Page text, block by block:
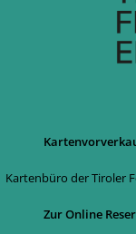
Kartenbüro der Tiroler
Zur Online